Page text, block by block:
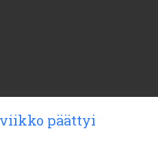
päättyi